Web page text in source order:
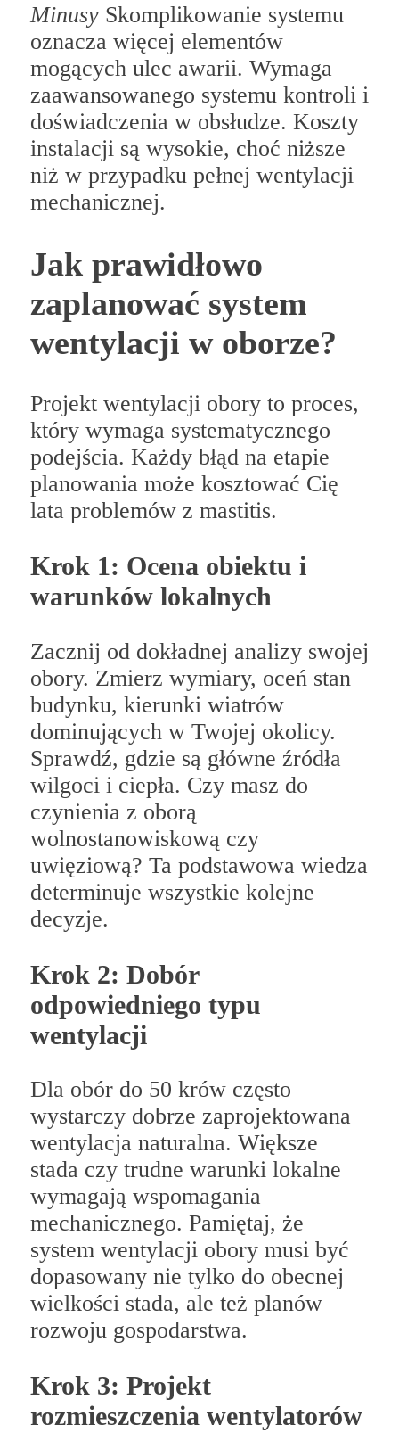
MinusySkomplikowanie systemu
oznacza więcej elementów
mogących ulec awarii. Wymaga
zaawansowanego systemu kontroli i
doświadczenia w obsłudze. Koszty
instalacji są wysokie, choć niższe
niż w przypadku pełnej wentylacji
mechanicznej.
Jak prawidłowo
zaplanować system
wentylacji w oborze?
Projekt wentylacji obory to proces,
który wymaga systematycznego
podejścia. Każdy błąd na etapie
planowania może kosztować Cię
lata problemów z mastitis.
Krok 1: Ocena obiektu i
warunków lokalnych
Zacznij od dokładnej analizy swojej
obory. Zmierz wymiary, oceń stan
budynku, kierunki wiatrów
dominujących w Twojej okolicy.
Sprawdź, gdzie są główne źródła
wilgoci i ciepła. Czy masz do
czynienia z oborą
wolnostanowiskową czy
uwięziową? Ta podstawowa wiedza
determinuje wszystkie kolejne
decyzje.
Krok 2: Dobór
odpowiedniego typu
wentylacji
Dla obór do 50 krów często
wystarczy dobrze zaprojektowana
wentylacja naturalna. Większe
stada czy trudne warunki lokalne
wymagają wspomagania
mechanicznego. Pamiętaj, że
system wentylacji obory musi być
dopasowany nie tylko do obecnej
wielkości stada, ale też planów
rozwoju gospodarstwa.
Krok 3: Projekt
rozmieszczenia wentylatorów